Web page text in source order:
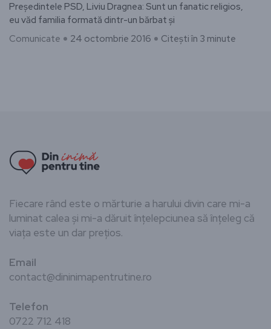
Preşedintele PSD, Liviu Dragnea: Sunt un fanatic religios,
eu văd familia formată dintr-un bărbat şi
Comunicate
24 octombrie 2016 Citești în 3 minute
Fiecare rând este o mărturie a harului divin care mi-a
luminat calea și mi-a dăruit înțelepciunea să înțeleg că
viața este un dar prețios.
Email
contact@dininimapentrutine.ro
Telefon
0722 712 418